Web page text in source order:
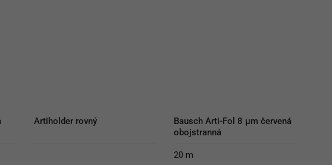
Artiholder rovný
Bausch Arti-Fol 8 µm červená
obojstranná
20 m